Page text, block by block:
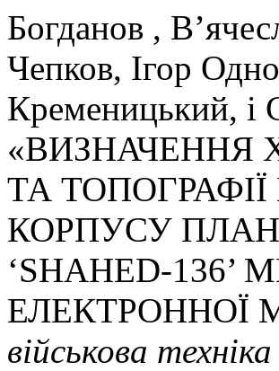
Богданов ,
Чепков, Ігор
Кременицький, і
«ВИЗНАЧЕННЯ
ТА
КОРПУСУ
‘SHAHED-
ЕЛЕКТРОННОЇ
військова техніка